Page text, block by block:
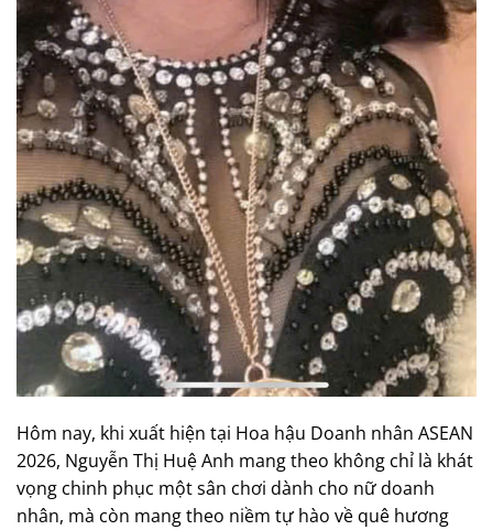
Hôm nay, khi xuất hiện tại Hoa hậu Doanh nhân ASEAN
2026, Nguyễn Thị Huệ Anh mang theo không chỉ là khát
vọng chinh phục một sân chơi dành cho nữ doanh
nhân, mà còn mang theo niềm tự hào về quê hương